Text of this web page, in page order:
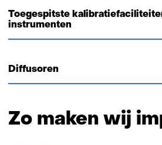
Toegespitste
instrumenten
Diffusoren
Zo maken wij